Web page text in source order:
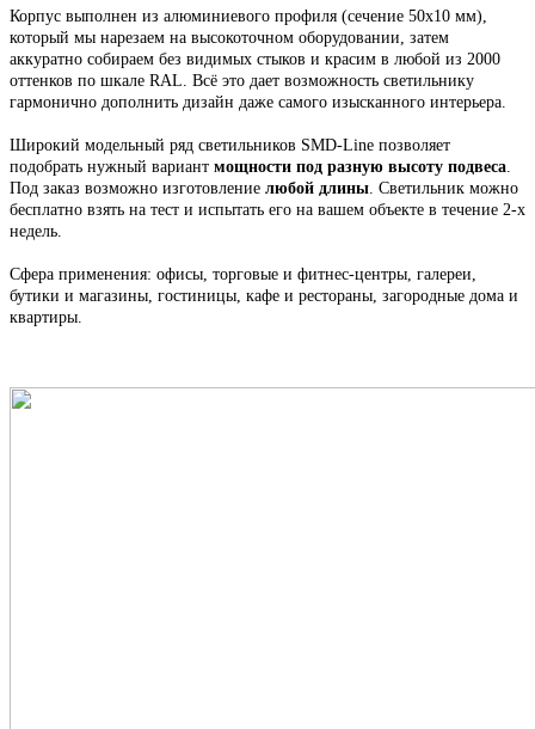
Корпус выполнен из алюминиевого профиля (сечение 50х10 мм),
который мы нарезаем на высокоточном оборудовании, затем
аккуратно собираем без видимых стыков и красим в любой из 2000
оттенков по шкале RAL. Всё это дает возможность светильнику
гармонично дополнить дизайн даже самого изысканного интерьера.
Широкий модельный ряд светильников SMD-Line позволяет
подобрать нужный вариант мощности под разную высоту подвеса.
Под заказ возможно изготовление любой длины. Светильник можно
бесплатно взять на тест и испытать его на вашем объекте в течение 2-х
недель.
Сфера применения: офисы, торговые и фитнес-центры, галереи,
бутики и магазины, гостиницы, кафе и рестораны, загородные дома и
квартиры.